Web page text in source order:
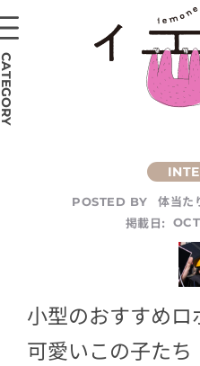
POSTED BY
体当た
掲載日:
小型のおすすめ
可愛いこの子たち